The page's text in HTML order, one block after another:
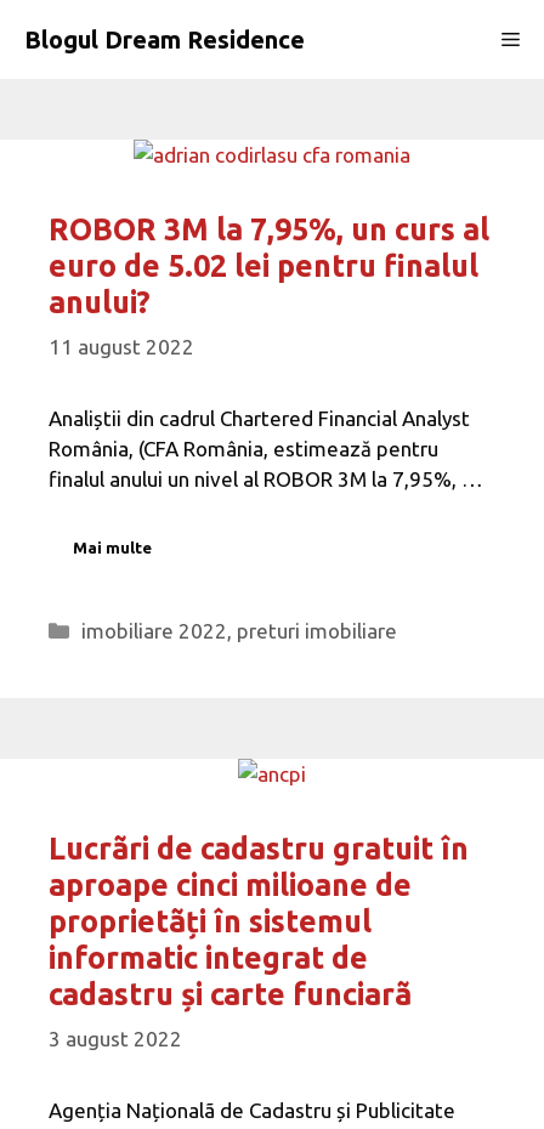
Blogul Dream Residence
ROBOR 3M la 7,95%, un curs al
euro de 5.02 lei pentru finalul
anului?
11 august 2022
Analiștii din cadrul Chartered Financial Analyst
România, (CFA România, estimează pentru
finalul anului un nivel al ROBOR 3M la 7,95%, …
Mai multe
Categorii
imobiliare 2022, preturi imobiliare
Lucrãri de cadastru gratuit în
aproape cinci milioane de
proprietãți în sistemul
informatic integrat de
cadastru și carte funciarã
3 august 2022
Agenția Naționalã de Cadastru și Publicitate